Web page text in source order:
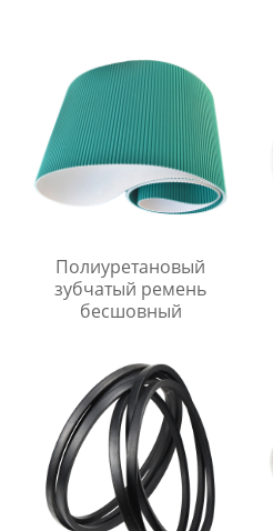
Полиуретановый
зубчатый ремень
бесшовный